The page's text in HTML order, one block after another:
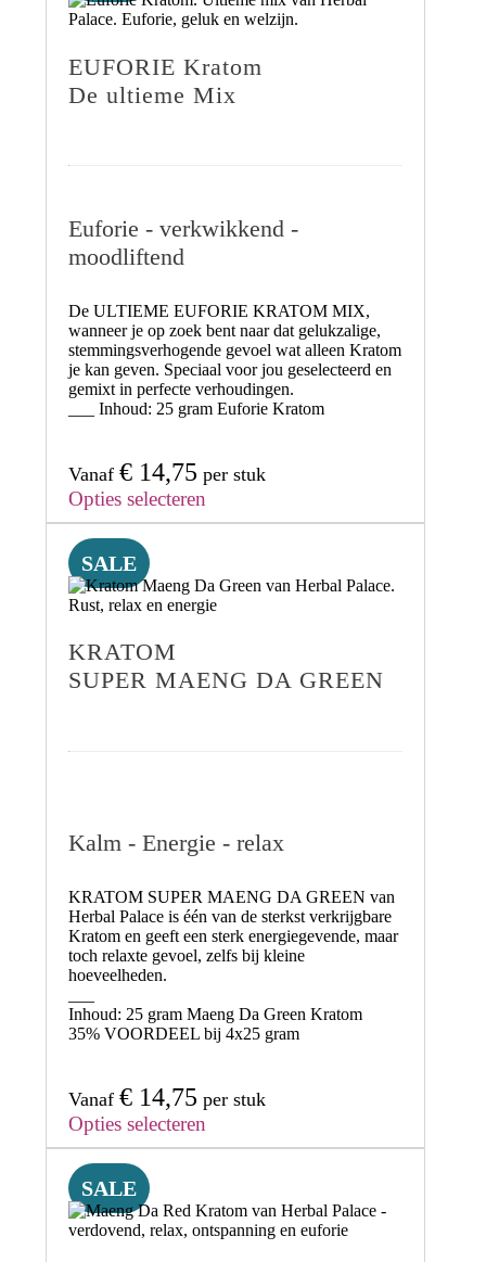
EUFORIE Kratom
De ultieme Mix
Euforie - verkwikkend -
moodliftend
De ULTIEME EUFORIE KRATOM MIX,
wanneer je op zoek bent naardat gelukzalige,
stemmingsverhogende gevoel wat alleen Kratom
je kan geven. Speciaal voor jou geselecteerd en
gemixt in perfecte verhoudingen.
Inhoud: 25 gram Euforie Kratom
Vanaf € 14,75 per stuk
Opties selecteren
SALE
KRATOM
SUPER MAENG DA GREEN
Kalm - Energie - relax
KRATOM SUPER MAENG DA GREEN van
Herbal Palace is één van de sterkst verkrijgbare
Kratom en geeft een sterk energiegevende, maar
toch relaxte gevoel, zelfs bij kleine
hoeveelheden.
Inhoud: 25 gram Maeng Da Green Kratom
35% VOORDEEL bij 4x25 gram
Vanaf € 14,75 per stuk
Opties selecteren
SALE